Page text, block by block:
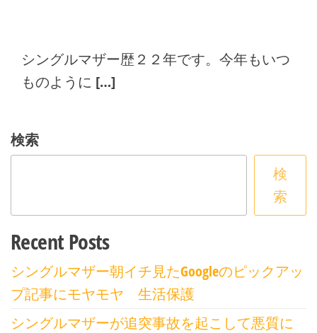
シングルマザー歴２２年です。今年もいつ
ものように […]
検索
検
索
Recent Posts
シングルマザー朝イチ見たGoogleのピックアッ
プ記事にモヤモヤ 生活保護
シングルマザーが追突事故を起こして悪質に